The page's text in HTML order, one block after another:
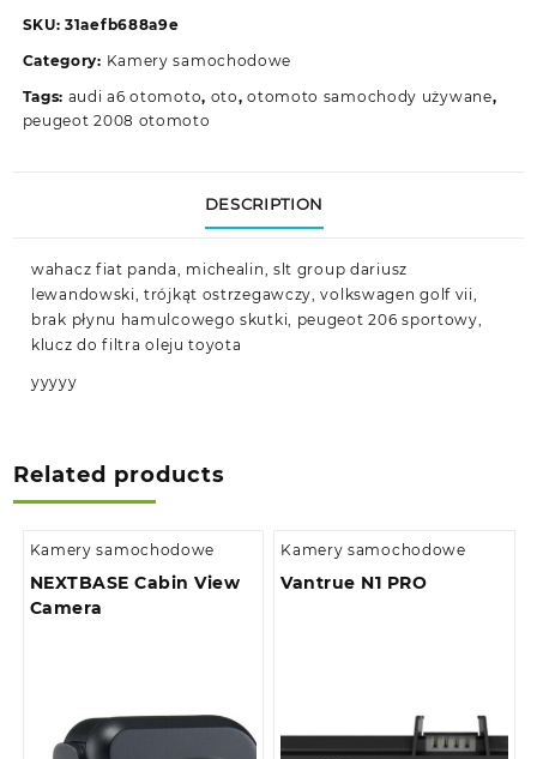
SKU: 31aefb688a9e
Category: Kamery samochodowe
Tags: audi a6 otomoto, oto,otomoto samochody używane,
peugeot 2008 otomoto
DESCRIPTION
wahacz fiat panda, michealin, slt group dariusz
lewandowski, trójkąt ostrzegawczy, volkswagen golf vii,
brak płynu hamulcowego skutki, peugeot 206 sportowy,
klucz do filtra oleju toyota
yyyyy
Related products
Kamery samochodowe
NEXTBASE Cabin View
Camera
Kamery samochodowe
Vantrue N1 PRO